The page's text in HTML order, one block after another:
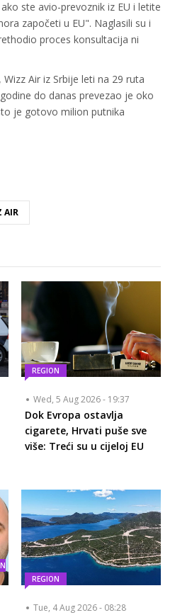
ste avio-prevoznik iz EU i letite
započeti u EU". Naglasili su i
proces konsultacija ni
Air iz Srbije leti na 29 ruta
do danas prevezao je oko
je gotovo milion putnika
AIR
REGION
Wed, 5 Aug 2026 - 19:37
Dok Evropa ostavlja
cigarete, Hrvati puše sve
više: Treći su u cijeloj EU
REGION
Tue, 4 Aug 2026 - 08:28